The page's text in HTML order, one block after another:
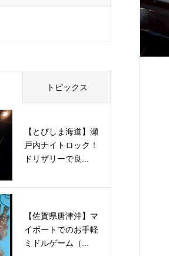
トピックス
【とびしま海道】瀬
戸内ナイトロック！
ドリザリーで良...
【佐賀県唐津沖】マ
イボートでのお手軽
ミドルゲーム（...